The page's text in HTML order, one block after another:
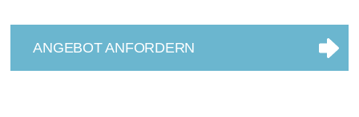
ANGEBOT ANFORDERN